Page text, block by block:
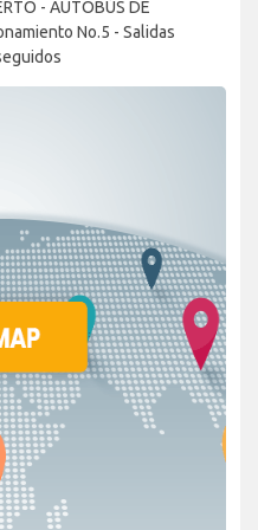
- AUTOBÚS DE
No.5 - Salidas